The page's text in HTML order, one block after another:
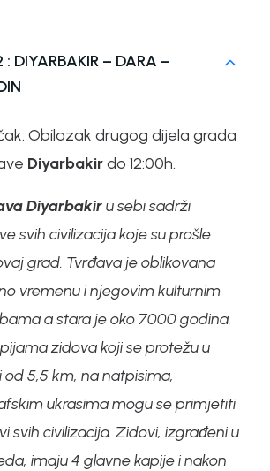
: DIYARBAKIR – DARA –
Obilazak drugog dijela grada
Diyarbakirdo 12:00h.
Diyarbakiru sebi sadrži
svih civilizacija koje su prošle
grad. Tvrđava je oblikovana
vremenu i njegovim kulturnim
a stara je oko 7000 godina.
zidova koji se protežu u
od 5,5 km, na natpisima,
ukrasima mogu se primjetiti
svih civilizacija. Zidovi, izgrađeni u
imaju 4 glavne kapije i nakon